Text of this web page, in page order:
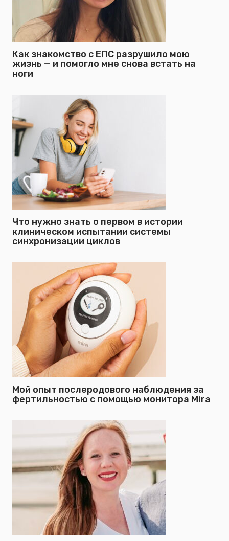
Как знакомство с ЕПС разрушило мою
жизнь — и помогло мне снова встать на
ноги
Что нужно знать о первом в истории
клиническом испытании системы
синхронизации циклов
Мой опыт послеродового наблюдения за
фертильностью с помощью монитора Mira